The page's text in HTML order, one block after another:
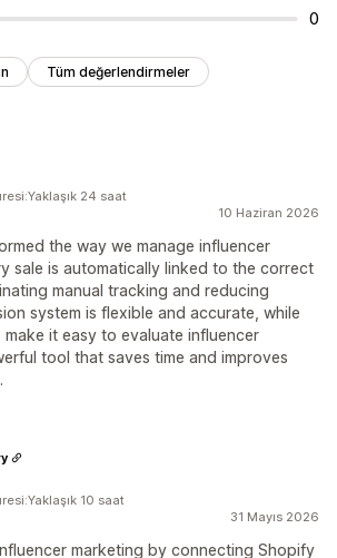
0
Tüm değerlendirmeler
10 Haziran 2026
the way we manage influencer
sale is automatically linked to the correct
manual tracking and reducing
system is flexible and accurate, while
it easy to evaluate influencer
tool that saves time and improves
24 saat
31 Mayıs 2026
marketing by connecting Shopify
10 saat